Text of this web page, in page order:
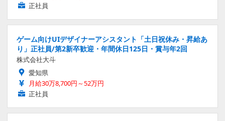
正社員
ゲーム向けUIデザイナーアシスタント「土日祝休み・昇給あ
り」正社員/第2新卒歓迎・年間休日125日・賞与年2回
株式会社大斗
愛知県
月給30万8,700円～52万円
正社員